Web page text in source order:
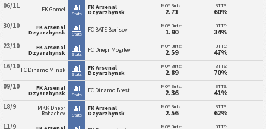
06/11 FK Gomel
Stats
FK Arsenal
Dzyarzhynsk
MOY Buts:
2.71
BTTS:
60%
30/10 FK Arsenal
Dzyarzhynsk Stats
FC BATE Borisov MOY Buts:
1.90
BTTS:
34%
23/10 FK Arsenal
Dzyarzhynsk Stats
FC Dnepr Mogilev MOY Buts:
2.59
BTTS:
47%
16/10 FC Dinamo Minsk
Stats
FK Arsenal
Dzyarzhynsk
MOY Buts:
2.89
BTTS:
70%
09/10 FK Arsenal
Dzyarzhynsk Stats
FC Dinamo Brest MOY Buts:
2.36
BTTS:
41%
18/9 MKK Dnepr
Rohachev Stats
FK Arsenal
Dzyarzhynsk
MOY Buts:
2.56
BTTS:
62%
11/9 MOY Buts: BTTS: